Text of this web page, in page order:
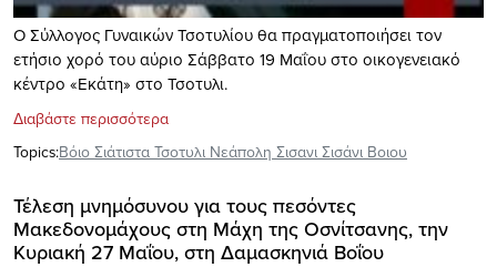
O Σύλλογος Γυναικών Τσοτυλίου θα πραγματοποιήσει τον
ετήσιο χορό του αύριο Σάββατο 19 Μαΐου στο οικογενειακό
κέντρο «Εκάτη» στο Τσοτυλι.
Διαβάστε περισσότερα
Topics:Βόιο Σιάτιστα Τσοτυλι Νεάπολη Σισανι Σισάνι Βοιου
Τέλεση μνημόσυνου για τους πεσόντες
Μακεδονομάχους στη Μάχη της Οσνίτσανης, την
Κυριακή 27 Μαΐου, στη Δαμασκηνιά Βοΐου